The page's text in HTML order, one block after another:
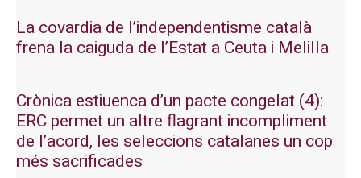
La covardia de l’independentisme català
frena la caiguda de l’Estat a Ceuta i Melilla
Crònica estiuenca d’un pacte congelat (4):
ERC permet un altre flagrant incompliment
de l’acord, les seleccions catalanes un cop
més sacrificades